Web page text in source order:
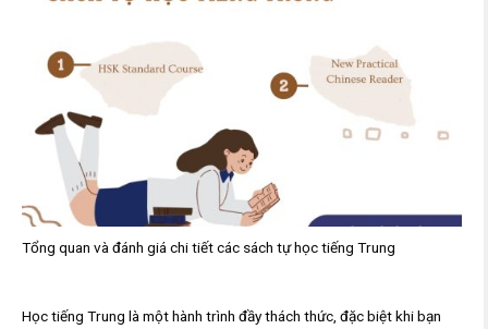
Tổng quan và đánh giá chi tiết các sách tự học tiếng Trung
Học tiếng Trung là một hành trình đầy thách thức, đặc biệt khi bạn